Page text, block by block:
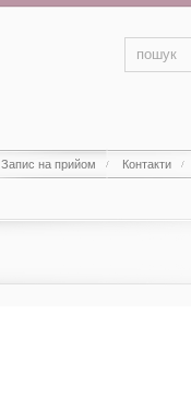
Запис на прийом Контакти